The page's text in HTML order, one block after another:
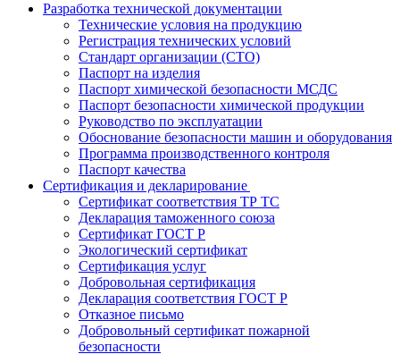
Разработка технической документации
Технические условия на продукцию
Регистрация технических условий
Стандарт организации (СТО)
Паспорт на изделия
Паспорт химической безопасности МСДС
Паспорт безопасности химической продукции
Руководство по эксплуатации
Обоснование безопасности машин и оборудования
Программа производственного контроля
Паспорт качества
Сертификация и декларирование
Сертификат соответствия ТР ТС
Декларация таможенного союза
Сертификат ГОСТ Р
Экологический сертификат
Сертификация услуг
Добровольная сертификация
Декларация соответствия ГОСТ Р
Отказное письмо
Добровольный сертификат пожарной
безопасности